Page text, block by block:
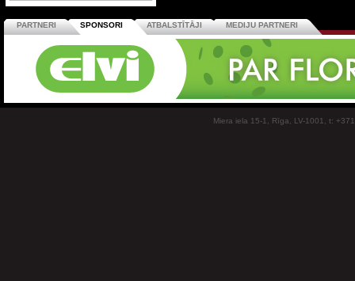
PARTNERI SPONSORI ATBALSTĪTĀJI MEDIJU PARTNERI
Miera iela 15-1, Rīga, LV-1001, t: